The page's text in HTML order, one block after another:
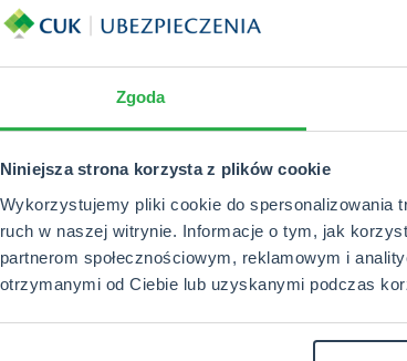
Zgoda
Niniejsza strona korzysta z plików cookie
Wykorzystujemy pliki cookie do spersonalizowania
ruch w naszej witrynie. Informacje o tym, jak
partnerom społecznościowym, reklamowym i
otrzymanymi od Ciebie lub uzyskanymi podczas
cargo –
musisz
towary, możesz je
cargo?
2026-07-28
Czy
przez